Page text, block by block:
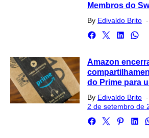
Membros do
By Edivaldo Brito
Amazon
do Prime para
By Edivaldo Brito
2 de setembro de